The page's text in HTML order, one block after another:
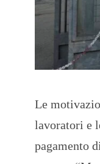
Le
lavoratori e
pagamento